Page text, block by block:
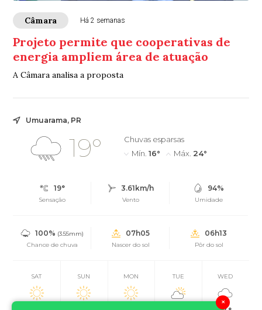
×
Câmara Há 2 semanas
Projeto permite que cooperativas de
energia ampliem área de atuação
A Câmara analisa a proposta
Umuarama, PR
19°
Chuvas esparsas
Mín. 16° Máx. 24°
19°
Sensação
3.61km/h
Vento
94%
Umidade
100% (3.55mm)
Chance de chuva
07h05
Nascer do sol
06h13
Pôr do sol
SAT SUN MON TUE WED